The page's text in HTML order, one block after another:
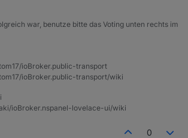
ebenfalls mitbekommt.
entfernt. Geht immer noch
war, benutze bitte das Voting unten rechts im
ioBroker.public-transport
ioBroker.public-transport/wiki
ioBroker.nspanel-lovelace-ui/wiki
0